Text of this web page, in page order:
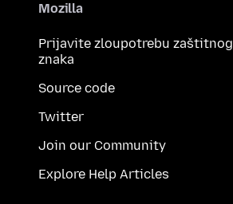
Mozilla
Prijavite zloupotrebu zaštitnog
znaka
Source code
Twitter
Join our Community
Explore Help Articles